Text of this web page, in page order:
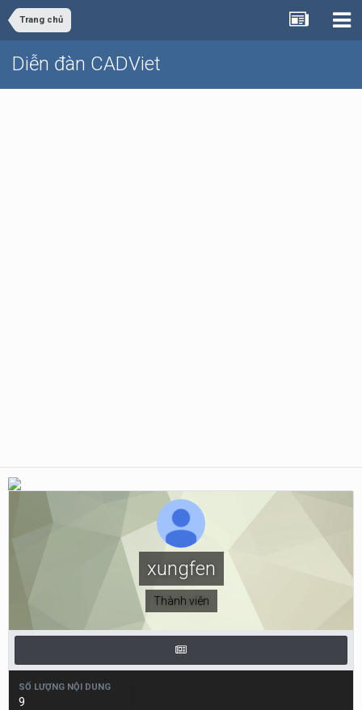
Trang chủ
Diễn đàn CADViet
xungfen
Thành viên
SỐ LƯỢNG NỘI DUNG
9